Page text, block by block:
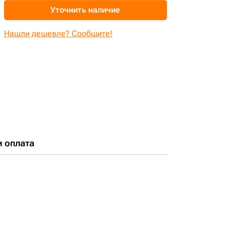
Уточнить наличие
Нашли дешевле? Сообщите!
оплата